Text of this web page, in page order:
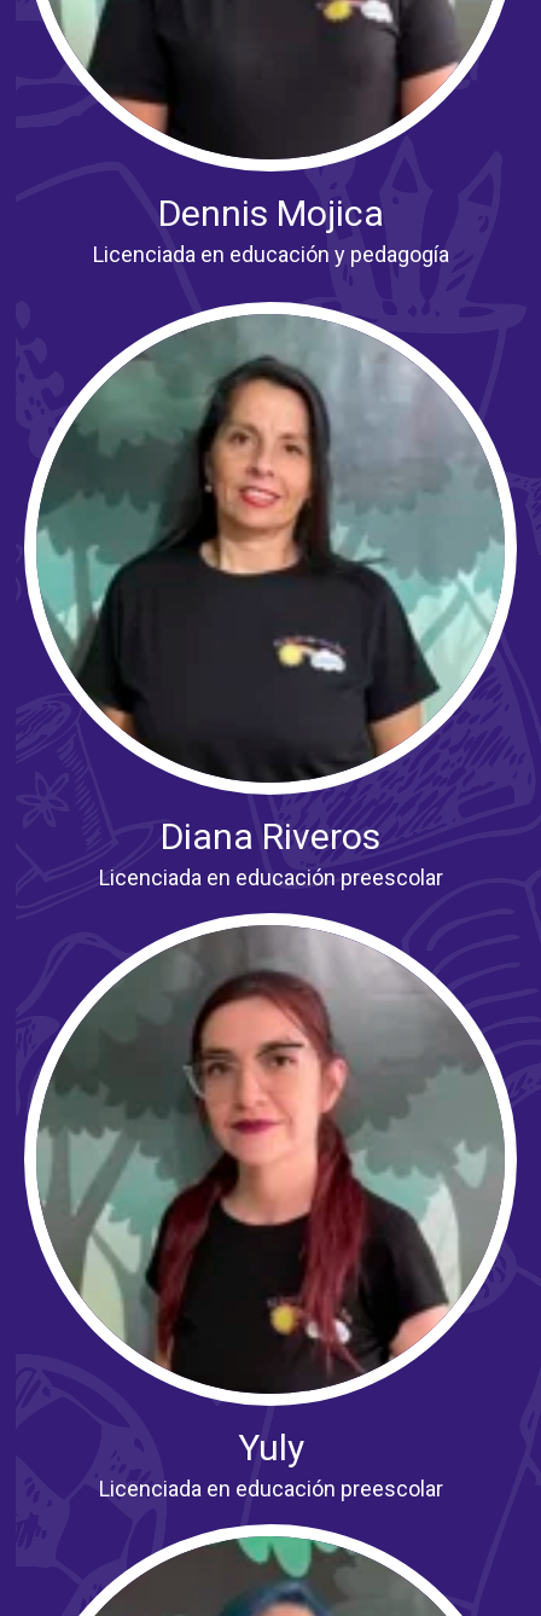
Dennis Mojica
Licenciada en educación y pedagogía
Diana Riveros
Licenciada en educación preescolar
Yuly
Licenciada en educación preescolar